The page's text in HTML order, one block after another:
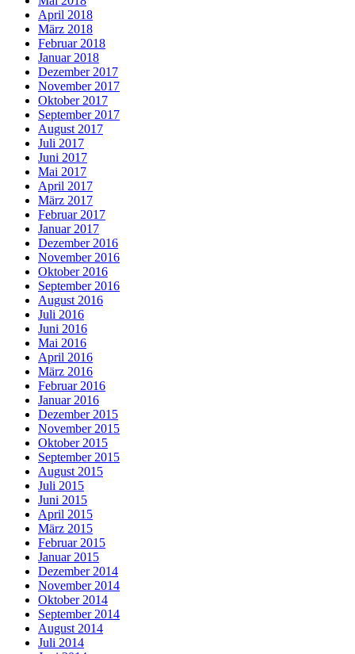
April 2018
März 2018
Februar 2018
Januar 2018
Dezember 2017
November 2017
Oktober 2017
September 2017
August 2017
Juli 2017
Juni 2017
Mai 2017
April 2017
März 2017
Februar 2017
Januar 2017
Dezember 2016
November 2016
Oktober 2016
September 2016
August 2016
Juli 2016
Juni 2016
Mai 2016
April 2016
März 2016
Februar 2016
Januar 2016
Dezember 2015
November 2015
Oktober 2015
September 2015
August 2015
Juli 2015
Juni 2015
April 2015
März 2015
Februar 2015
Januar 2015
Dezember 2014
November 2014
Oktober 2014
September 2014
August 2014
Juli 2014